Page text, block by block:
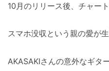
10月のリリース後、チャー
スマホ没収という親の愛が
AKASAKIさんの意外なギタ